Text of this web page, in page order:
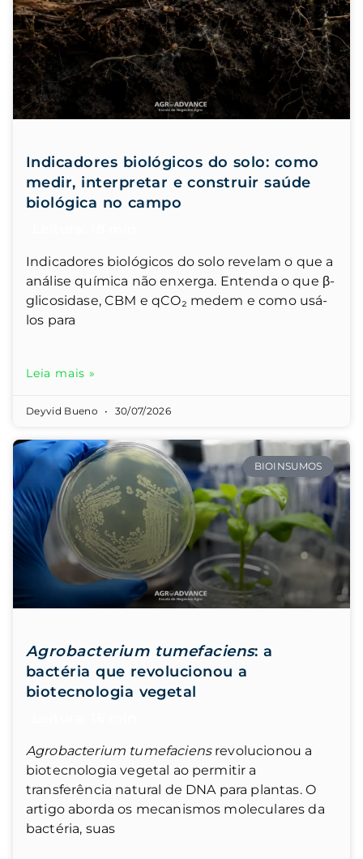
Indicadores biológicos do solo: como
medir, interpretar e construir saúde
biológica no campo
Indicadores biológicos do solo revelam o que a
análise química não enxerga. Entenda o que β-
glicosidase, CBM e qCO₂ medem e como usá-
los para
Leia mais »
Deyvid Bueno 30/07/2026
BIOINSUMOS
Agrobacterium tumefaciens: a
bactéria que revolucionou a
biotecnologia vegetal
Agrobacterium tumefaciensrevolucionou a
biotecnologia vegetal ao permitir a
transferência natural de DNA para plantas. O
artigo aborda os mecanismos moleculares da
bactéria, suas